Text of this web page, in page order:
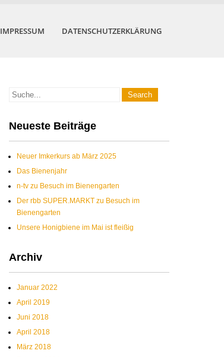
IMPRESSUM DATENSCHUTZERKLÄRUNG
Neueste Beiträge
Neuer Imkerkurs ab März 2025
Das Bienenjahr
n-tv zu Besuch im Bienengarten
Der rbb SUPER.MARKT zu Besuch im
Bienengarten
Unsere Honigbiene im Mai ist fleißig
Archiv
Januar 2022
April 2019
Juni 2018
April 2018
März 2018